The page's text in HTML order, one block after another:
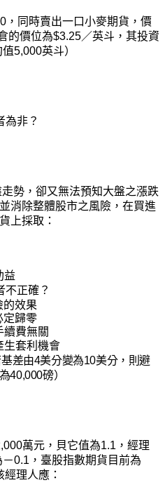
，同時賣出一口小麥期貨，價
的價位為$3.25／英斗，其投資
5,000英斗）
為非？
勢，卻又無法預知大盤之漲跌
消除整體股市之風險，在買進
上採取：
益
不正確？
的效果
定歸零
續費無關
生套利機會
差由4美分變為10美分，則避
40,000磅）
萬元，貝它值為1.1 ，經理
0.1 ，臺股指數期貨目前為
經理人應：